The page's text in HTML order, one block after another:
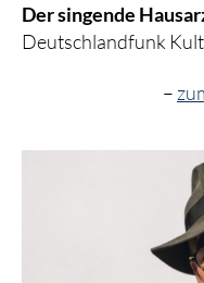
Der singende
Deutschlandfunk
–